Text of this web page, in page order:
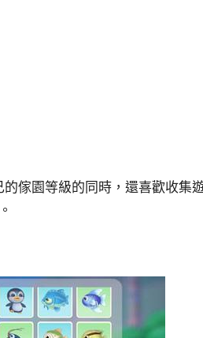
傢園等級的同時，還喜歡收集